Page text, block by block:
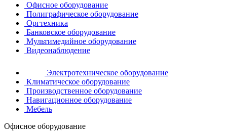
Офисное оборудование
Полиграфическое оборудование
Оргтехника
Банковское оборудование
Мультимедийное оборудование
Видеонаблюдение
Электротехническое оборудование
Климатическое оборудование
Производственное оборудование
Навигационное оборудование
Мебель
Офисное оборудование